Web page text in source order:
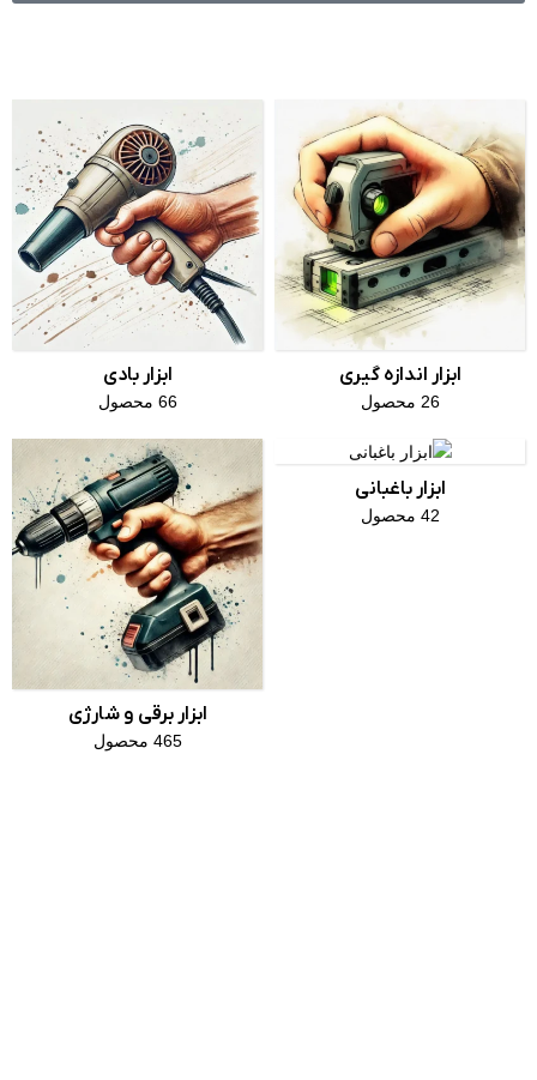
ابزار اندازه گیری
26 محصول
ابزار بادی
66 محصول
ابزار باغبانی
42 محصول
ابزار برقی و شارژی
465 محصول